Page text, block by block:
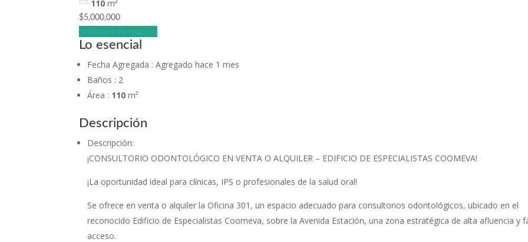
110 m²
$5,000,000
Solicitar información
Lo esencial
Fecha Agregada : Agregado hace 1 mes
Baños : 2
Área : 110 m²
Descripción
Descripción:
¡CONSULTORIO ODONTOLÓGICO EN VENTA O ALQUILER – EDIFICIO DE ESPECIALISTAS COOMEVA!
¡La oportunidad ideal para clínicas, IPS o profesionales de la salud oral!
Se ofrece en venta o alquiler la Oficina 301, un espacio adecuado para consultorios odontológicos, ubicado en el
reconocido Edificio de Especialistas Coomeva, sobre la Avenida Estación, una zona estratégica de alta afluencia y
acceso.